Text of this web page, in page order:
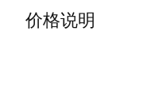
价格说明